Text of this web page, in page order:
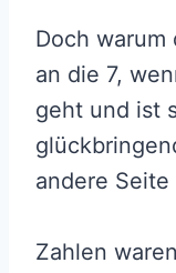
Doch
an die 7,
geht und ist
andere Seite
Zahlen